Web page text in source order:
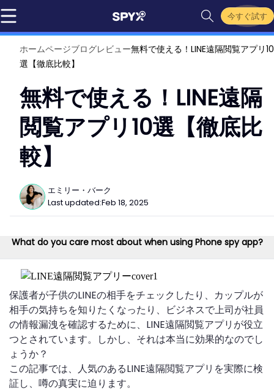
今すぐ試す
ホームページブログレビュー無料で使える！LINE遠隔閲覧アプリ10
選【徹底比較】
無料で使える！LINE遠隔
閲覧アプリ10選【徹底比
較】
エミリー・バーク
Last updated:Feb 18, 2025
What do you care most about when using Phone spy app?
保護者が子供のLINEの相手をチェックしたり、カップルが
相手の気持ちを知りたくなったり、ビジネスで上司が社員
の情報漏洩を確認するために、LINE遠隔閲覧アプリが役立
つとされています。しかし、それは本当に効果的なのでし
ょうか？
この記事では、人気のあるLINE遠隔閲覧アプリを実際に検
証し、噂の真実に迫ります。